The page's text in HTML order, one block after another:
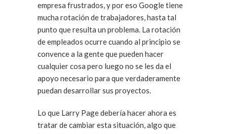
empresa frustrados, y por eso Google tiene
mucha rotación de trabajadores, hasta tal
punto que resulta un problema. La rotación
de empleados ocurre cuando al principio se
convence a la gente que pueden hacer
cualquier cosa pero luego no se les da el
apoyo necesario para que verdaderamente
puedan desarrollar sus proyectos.
Lo que Larry Page debería hacer ahora es
tratar de cambiar esta situación, algo que